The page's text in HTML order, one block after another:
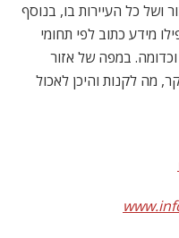
ושל כל העיירות בו, בנוסף
מידע כתוב לפי תחומי
וכדומה. במפה של אזור
מה לקנות והיכן לאכול